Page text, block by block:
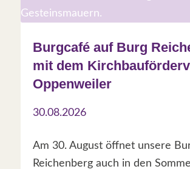
Burgcafé auf Burg
mit dem
Oppenweiler
30.08.2026
Am 30. August öffnet unsere
Reichenberg auch in den